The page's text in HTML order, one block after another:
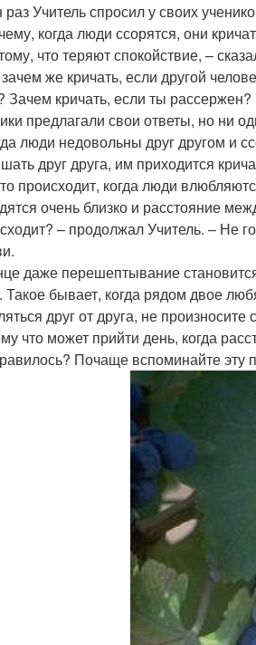
Учитель спросил у своих
когда люди ссорятся, они
что теряют спокойствие, –
же кричать, если другой
Зачем кричать, если ты рассержен?
предлагали свои ответы, но ни
люди недовольны друг другом и
друг друга, им приходится
происходит, когда люди
очень близко и расстояние
– продолжал Учитель. – Не
даже перешептывание
Такое бывает, когда рядом двое
друг от друга, не
что может прийти день, когда
Почаще вспоминайте эту